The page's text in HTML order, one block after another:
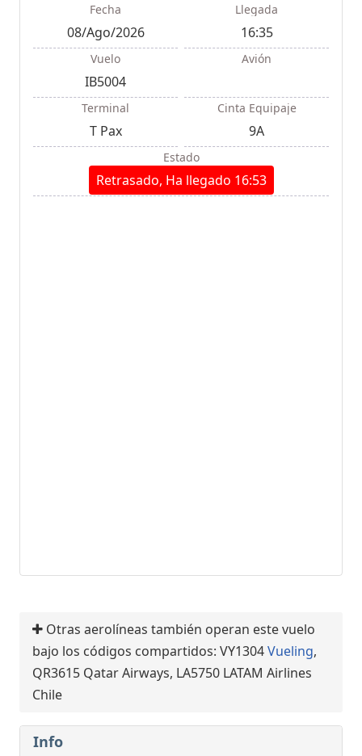
Fecha
08/Ago/2026
Llegada
16:35
Vuelo
IB5004
Avión
Terminal
T Pax
Cinta Equipaje
9A
Estado
Retrasado, Ha llegado 16:53
Otras aerolíneas también operan este vuelo
bajo los códigos compartidos: VY1304Vueling,
QR3615 Qatar Airways, LA5750 LATAM Airlines
Chile
Info